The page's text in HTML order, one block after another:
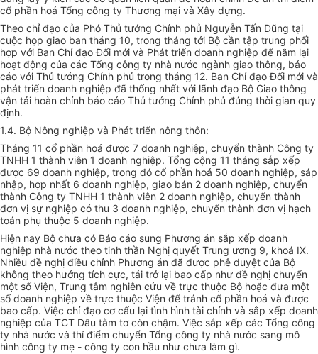
cổ phần hoá Tổng công ty Thương mại và Xây dựng.
Theo chỉ đạo của Phó Thủ tướng Chính phủ Nguyễn Tấn Dũng tại
cuộc họp giao ban tháng 10, trong tháng tới Bộ cần tập trung phối
hợp với Ban Chỉ đạo Đổi mới và Phát triển doanh nghiệp để nắm lại
hoạt động của các Tổng công ty nhà nước ngành giao thông, báo
cáo với Thủ tướng Chính phủ trong tháng 12. Ban Chỉ đạo Đổi mới và
phát triển doanh nghiệp đã thống nhất với lãnh đạo Bộ Giao thông
vận tải hoàn chỉnh báo cáo Thủ tướng Chính phủ đúng thời gian quy
định.
1.4. Bộ Nông nghiệp và Phát triển nông thôn:
Tháng 11 cổ phần hoá được 7 doanh nghiệp, chuyển thành Công ty
TNHH 1 thành viên 1 doanh nghiệp. Tổng cộng 11 tháng sắp xếp
được 69 doanh nghiệp, trong đó cổ phần hoá 50 doanh nghiệp, sáp
nhập, hợp nhất 6 doanh nghiệp, giao bán 2 doanh nghiệp, chuyển
thành Công ty TNHH 1 thành viên 2 doanh nghiệp, chuyển thành
đơn vị sự nghiệp có thu 3 doanh nghiệp, chuyển thành đơn vị hạch
toán phụ thuộc 5 doanh nghiệp.
Hiện nay Bộ chưa có Báo cáo sung Phương án sắp xếp doanh
nghiệp nhà nước theo tinh thần Nghị quyết Trung ương 9, khoá IX.
Nhiều đề nghị điều chỉnh Phương án đã được phê duyệt của Bộ
không theo hướng tích cực, tái trở lại bao cấp như đề nghị chuyển
một số Viện, Trung tâm nghiên cứu về trực thuộc Bộ hoặc đưa một
số doanh nghiệp về trực thuộc Viện để tránh cổ phần hoá và được
bao cấp. Việc chỉ đạo cơ cấu lại tình hình tài chính và sắp xếp doanh
nghiệp của TCT Dâu tằm tơ còn chậm. Việc sắp xếp các Tổng công
ty nhà nước và thí điểm chuyển Tổng công ty nhà nước sang mô
hình công ty mẹ - công ty con hầu như chưa làm gì.